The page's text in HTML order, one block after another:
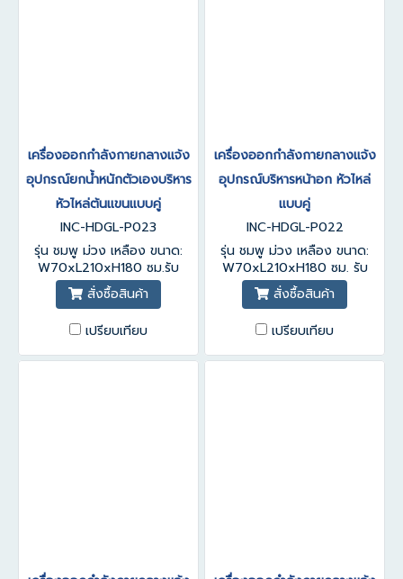
เครื่องออกกำลังกายกลางแจ้ง
อุปกรณ์ยกน้ำหนักตัวเองบริหาร
หัวไหล่ต้นแขนแบบคู่
INC-HDGL-P023
รุ่น ชมพู ม่วง เหลือง ขนาด:
W70xL210xH180 ซม.รับ
ประกันสินค้า 1-3 ปี
สั่งซื้อสินค้า
เปรียบเทียบ
เครื่องออกกำลังกายกลางแจ้ง
อุปกรณ์บริหารหน้าอก หัวไหล่
แบบคู่
INC-HDGL-P022
รุ่น ชมพู ม่วง เหลือง ขนาด:
W70xL210xH180 ซม. รับ
ประกันสินค้า 1-3 ปี
สั่งซื้อสินค้า
เปรียบเทียบ